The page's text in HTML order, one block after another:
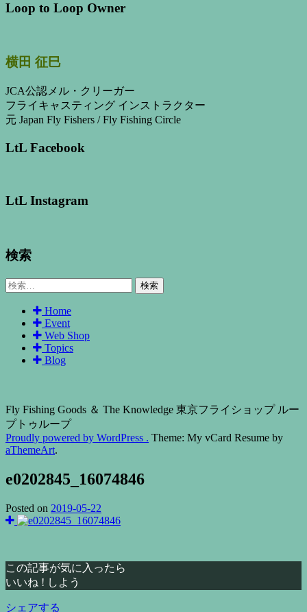
Loop to Loop Owner
横田 征巳
JCA公認メル・クリーガー
フライキャスティング インストラクター
元 Japan Fly Fishers / Fly Fishing Circle
LtL Facebook
LtL Instagram
検索
検
Home
Event
Web Shop
Topics
Blog
Fly Fishing Goods ＆ The Knowledge 東京フライショップ ルー
プトゥループ
Proudly powered by WordPress . Theme: My vCard Resume by
aThemeArt.
e0202845_16074846
Posted on 2019-05-22
この記事が気に入ったら
いいね ! しよう
シェアする